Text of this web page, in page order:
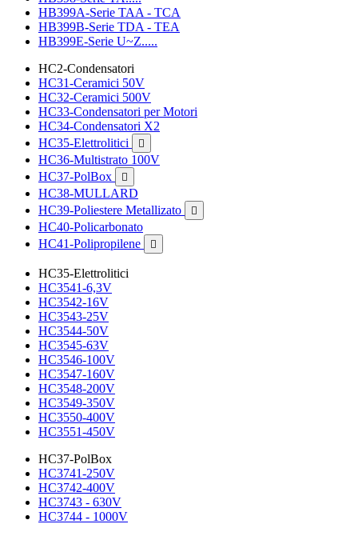
HB399A-Serie TAA - TCA
HB399B-Serie TDA - TEA
HB399E-Serie U~Z.....
HC2-Condensatori
HC31-Ceramici 50V
HC32-Ceramici 500V
HC33-Condensatori per Motori
HC34-Condensatori X2
HC35-Elettrolitici

HC36-Multistrato 100V
HC37-PolBox

HC38-MULLARD
HC39-Poliestere Metallizato

HC40-Policarbonato
HC41-Polipropilene

HC35-Elettrolitici
HC3541-6,3V
HC3542-16V
HC3543-25V
HC3544-50V
HC3545-63V
HC3546-100V
HC3547-160V
HC3548-200V
HC3549-350V
HC3550-400V
HC3551-450V
HC37-PolBox
HC3741-250V
HC3742-400V
HC3743 - 630V
HC3744 - 1000V